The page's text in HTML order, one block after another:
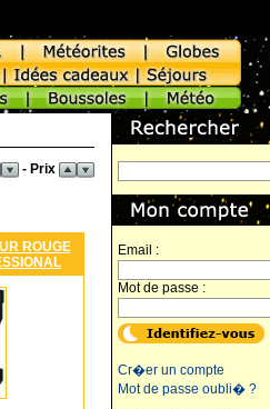
- Prix
ROUGE
Email :
Mot de passe :
Cr�er un compte
Mot de passe oubli� ?